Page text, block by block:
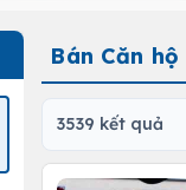
Bán Căn
3539 kết quả